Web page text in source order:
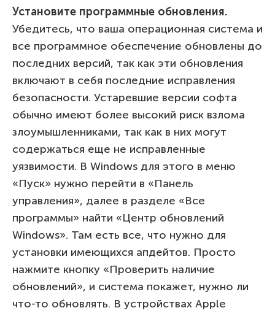
Установите программные обновления.
Убедитесь, что ваша операционная система и
все программное обеспечение обновлены до
последних версий, так как эти обновления
включают в себя последние исправления
безопасности. Устаревшие версии софта
обычно имеют более высокий риск взлома
злоумышленниками, так как в них могут
содержаться еще не исправленные
уязвимости. В Windows для этого в меню
«Пуск» нужно перейти в «Панель
управления», далее в разделе «Все
программы» найти «Центр обновлений
Windows». Там есть все, что нужно для
установки имеющихся апдейтов. Просто
нажмите кнопку «Проверить наличие
обновлений», и система покажет, нужно ли
что-то обновлять. В устройствах Apple